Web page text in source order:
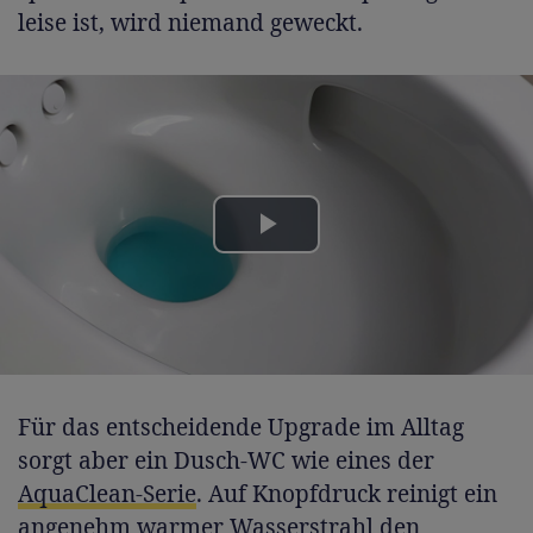
leise ist, wird niemand geweckt.
Play
Für das entscheidende Upgrade im Alltag
sorgt aber ein Dusch-WC wie eines der
AquaClean-Serie. Auf Knopfdruck reinigt ein
angenehm warmer Wasserstrahl den